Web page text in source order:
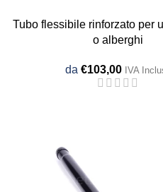
Tubo flessibile rinforzato per
o alberghi
da €103,00 IVA